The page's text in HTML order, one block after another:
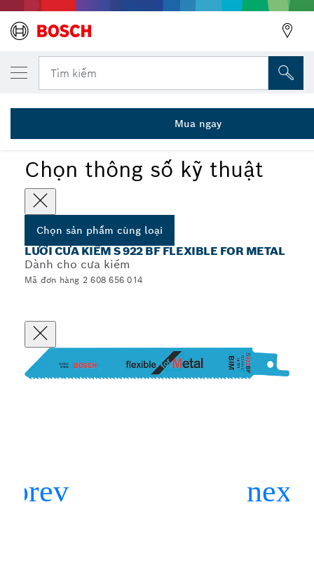
Tìm kiếm
... Lưỡi cưa kiếm S 922 BF Flexible for Metal
Chọn thông số kỹ thuật
Chọn sản phẩm cùng loại
LƯỠI CƯA KIẾM S 922 BF FLEXIBLE FOR METAL
Dành cho cưa kiếm
Mã đơn hàng 2 608 656 014
SẢN PHẨM CÙNG LOẠI ĐÃ CHỌN
Lưỡi cưa kiếm S 922 BF
2 608 656 014
Mua ngay